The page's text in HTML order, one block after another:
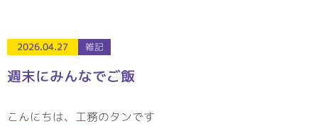
2026.04.27 雑記
週末にみんなでご飯
こんにちは、工務のタンです